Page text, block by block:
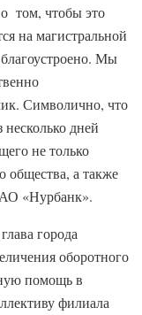
том, чтобы это
на магистральной
Мы
Символично, что
дней
не только
общества, а также
«Нурбанк».
города
оборотного
помощь в
филиала